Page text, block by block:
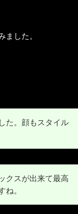
ました。
た。顔もスタイル
クスが出来て最高
ね。